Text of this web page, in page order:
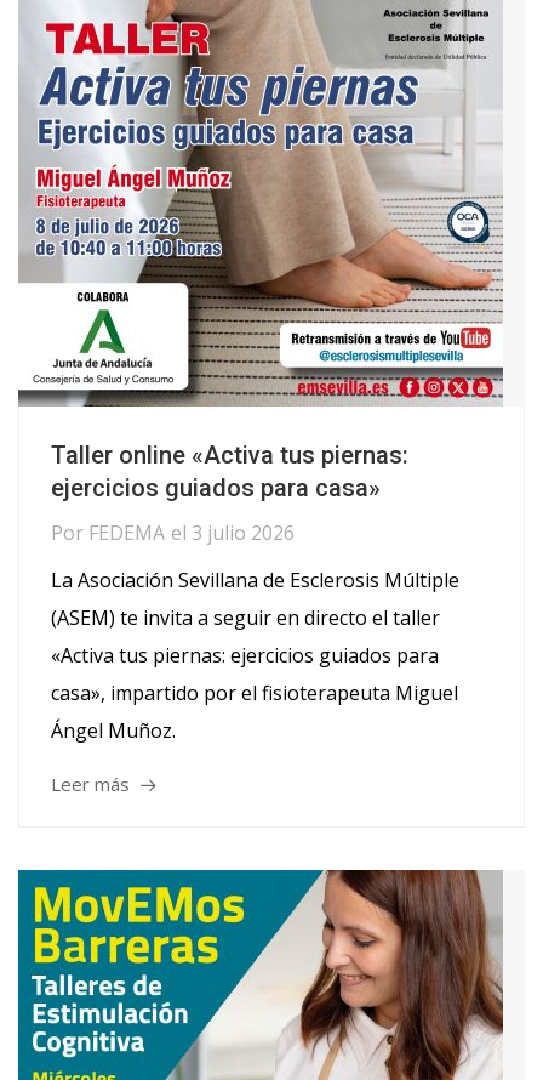
Taller online «Activa tus piernas:
ejercicios guiados para casa»
Por FEDEMA el 3 julio 2026
La Asociación Sevillana de Esclerosis Múltiple
(ASEM) te invita a seguir en directo el taller
«Activa tus piernas: ejercicios guiados para
casa», impartido por el fisioterapeuta Miguel
Ángel Muñoz.
Leer más